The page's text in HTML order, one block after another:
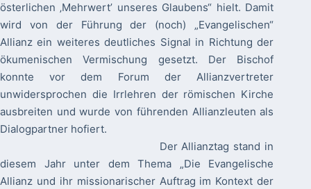
österlichen ‚Mehrwert’ unseres Glaubens“ hielt. Damit
wird von der Führung der (noch) „Evangelischen“
Allianz ein weiteres deutliches Signal in Richtung der
ökumenischen Vermischung gesetzt. Der Bischof
konnte vor dem Forum der Allianzvertreter
unwidersprochen die Irrlehren der römischen Kirche
ausbreiten und wurde von führenden Allianzleuten als
Dialogpartner hofiert.
Der Allianztag stand in
diesem Jahr unter dem Thema „Die Evangelische
Allianz und ihr missionarischer Auftrag im Kontext der